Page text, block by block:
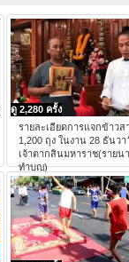
ดู 2,280 ครั้ง
รายละเอียดการแจกข้าวส
1,200 ถุง ในงาน 28 ธันว
เจ้าตากสินมหาราช(รายน
ทำบุญ)